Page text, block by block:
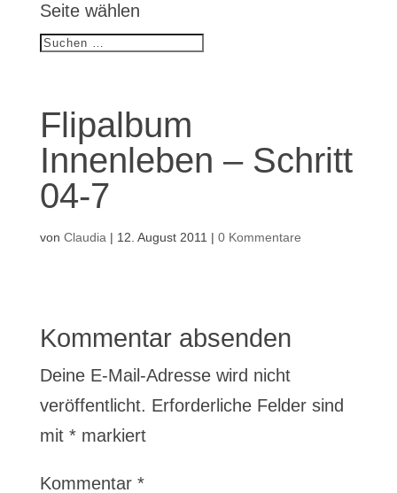
Seite wählen
Flipalbum
Innenleben – Schritt
04-7
von Claudia | 12. August 2011 | 0 Kommentare
Kommentar absenden
Deine E-Mail-Adresse wird nicht
veröffentlicht. Erforderliche Felder sind
mit *markiert
Kommentar *